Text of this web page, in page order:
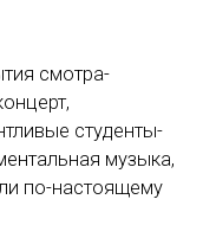
смотра-
студенты-
музыка,
по-настоящему